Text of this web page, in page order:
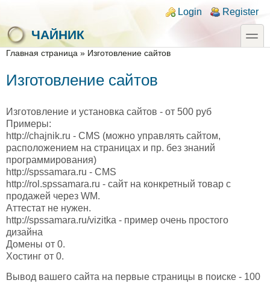
Login links
Login Register
ЧАЙНИК
toggle
You are here
Главная страница » Изготовление сайтов
Изготовление сайтов
Изготовление и установка сайтов - от 500 руб
Примеры:
http://chajnik.ru - CMS (можно управлять сайтом,
расположением на страницах и пр. без знаний
программирования)
http://spssamara.ru - CMS
http://rol.spssamara.ru - сайт на конкретный товар с
продажей через WM.
Аттестат не нужен.
http://spssamara.ru/vizitka - пример очень простого
дизайна
Домены от 0.
Хостинг от 0.
Вывод вашего сайта на первые страницы в поиске - 100